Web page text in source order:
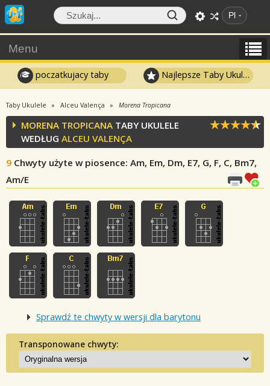
Pl
Menu
poczatkujacy taby Najlepsze Taby Ukulele
Taby Ukulele Alceu Valença Morena Tropicana
MORENA TROPICANA TABY UKULELE
WEDŁUG ALCEU VALENÇA
9 Chwyty użyte w piosence: Am, Em, Dm, E7, G, F, C, Bm7,
Am/E
Sprawdź te chwyty w wersji dla barytonu
Transponowane chwyty: